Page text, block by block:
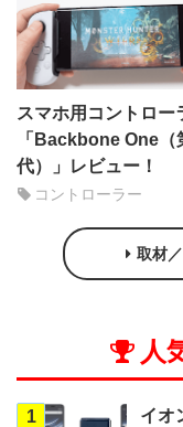
スマホ用コントロー
「Backbone One（
代）」レビュー！
コントローラー
取材
人
1
イオ